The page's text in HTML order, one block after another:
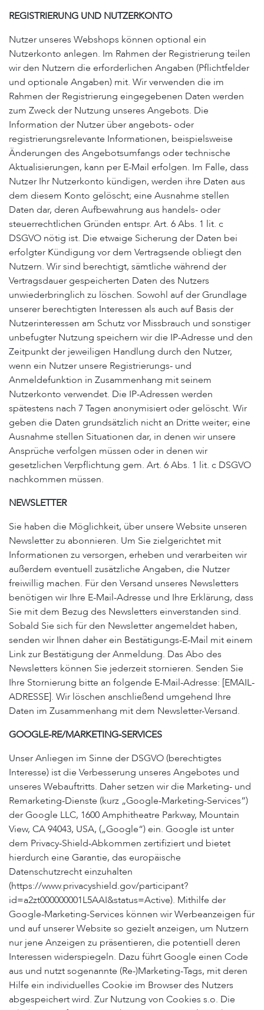
REGISTRIERUNG UND NUTZERKONTO
Nutzer unseres Webshops können optional ein
Nutzerkonto anlegen. Im Rahmen der Registrierung teilen
wir den Nutzern die erforderlichen Angaben (Pflichtfelder
und optionale Angaben) mit. Wir verwenden die im
Rahmen der Registrierung eingegebenen Daten werden
zum Zweck der Nutzung unseres Angebots. Die
Information der Nutzer über angebots- oder
registrierungsrelevante Informationen, beispielsweise
Änderungen des Angebotsumfangs oder technische
Aktualisierungen, kann per E-Mail erfolgen. Im Falle, dass
Nutzer Ihr Nutzerkonto kündigen, werden ihre Daten aus
dem diesem Konto gelöscht; eine Ausnahme stellen
Daten dar, deren Aufbewahrung aus handels- oder
steuerrechtlichen Gründen entspr. Art. 6 Abs. 1 lit. c
DSGVO nötig ist. Die etwaige Sicherung der Daten bei
erfolgter Kündigung vor dem Vertragsende obliegt den
Nutzern. Wir sind berechtigt, sämtliche während der
Vertragsdauer gespeicherten Daten des Nutzers
unwiederbringlich zu löschen. Sowohl auf der Grundlage
unserer berechtigten Interessen als auch auf Basis der
Nutzerinteressen am Schutz vor Missbrauch und sonstiger
unbefugter Nutzung speichern wir die IP-Adresse und den
Zeitpunkt der jeweiligen Handlung durch den Nutzer,
wenn ein Nutzer unsere Registrierungs- und
Anmeldefunktion in Zusammenhang mit seinem
Nutzerkonto verwendet. Die IP-Adressen werden
spätestens nach 7 Tagen anonymisiert oder gelöscht. Wir
geben die Daten grundsätzlich nicht an Dritte weiter; eine
Ausnahme stellen Situationen dar, in denen wir unsere
Ansprüche verfolgen müssen oder in denen wir
gesetzlichen Verpflichtung gem. Art. 6 Abs. 1 lit. c DSGVO
nachkommen müssen.
NEWSLETTER
Sie haben die Möglichkeit, über unsere Website unseren
Newsletter zu abonnieren. Um Sie zielgerichtet mit
Informationen zu versorgen, erheben und verarbeiten wir
außerdem eventuell zusätzliche Angaben, die Nutzer
freiwillig machen. Für den Versand unseres Newsletters
benötigen wir Ihre E-Mail-Adresse und Ihre Erklärung, dass
Sie mit dem Bezug des Newsletters einverstanden sind.
Sobald Sie sich für den Newsletter angemeldet haben,
senden wir Ihnen daher ein Bestätigungs-E-Mail mit einem
Link zur Bestätigung der Anmeldung. Das Abo des
Newsletters können Sie jederzeit stornieren. Senden Sie
Ihre Stornierung bitte an folgende E-Mail-Adresse: [EMAIL-
ADRESSE]. Wir löschen anschließend umgehend Ihre
Daten im Zusammenhang mit dem Newsletter-Versand.
GOOGLE-RE/MARKETING-SERVICES
Unser Anliegen im Sinne der DSGVO (berechtigtes
Interesse) ist die Verbesserung unseres Angebotes und
unseres Webauftritts. Daher setzen wir die Marketing- und
Remarketing-Dienste (kurz „Google-Marketing-Services”)
der Google LLC, 1600 Amphitheatre Parkway, Mountain
View, CA 94043, USA, („Google“) ein. Google ist unter
dem Privacy-Shield-Abkommen zertifiziert und bietet
hierdurch eine Garantie, das europäische
Datenschutzrecht einzuhalten
(https://www.privacyshield.gov/participant?
id=a2zt000000001L5AAI&status=Active). Mithilfe der
Google-Marketing-Services können wir Werbeanzeigen für
und auf unserer Website so gezielt anzeigen, um Nutzern
nur jene Anzeigen zu präsentieren, die potentiell deren
Interessen widerspiegeln. Dazu führt Google einen Code
aus und nutzt sogenannte (Re-)Marketing-Tags, mit deren
Hilfe ein individuelles Cookie im Browser des Nutzers
abgespeichert wird. Zur Nutzung von Cookies s.o. Die